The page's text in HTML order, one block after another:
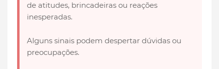
de atitudes, brincadeiras ou reações
inesperadas.
Alguns sinais podem despertar dúvidas ou
preocupações.